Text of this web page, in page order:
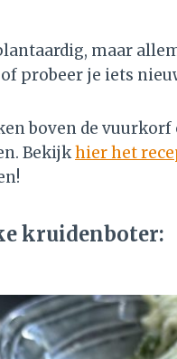
maar
probeer je iets
boven de
Bekijkhier het
kruidenboter: